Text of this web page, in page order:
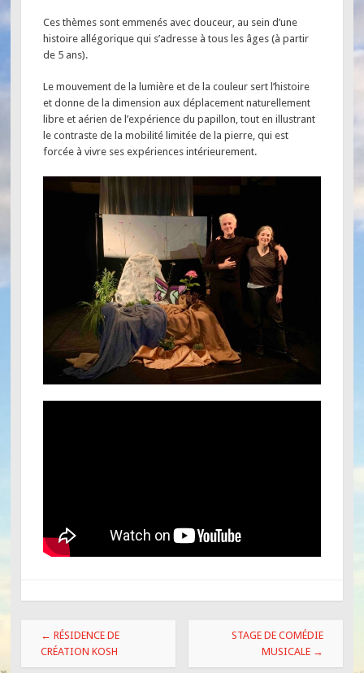
Ces thèmes sont emmenés avec douceur, au sein d’une
histoire allégorique qui s’adresse à tous les âges (à partir
de 5 ans).
Le mouvement de la lumière et de la couleur sert l’histoire
et donne de la dimension aux déplacement naturellement
libre et aérien de l’expérience du papillon, tout en illustrant
le contraste de la mobilité limitée de la pierre, qui est
forcée à vivre ses expériences intérieurement.
← RÉSIDENCE DE
CRÉATION KOSH
STAGE DE COMÉDIE
MUSICALE →